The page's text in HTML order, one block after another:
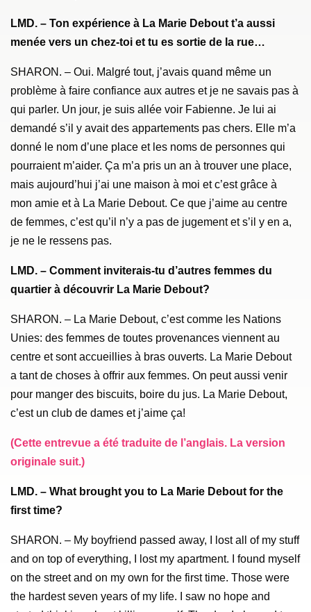
LMD. – Ton expérience à La Marie Debout t’a aussi
menée vers un chez-toi et tu es sortie de la rue…
SHARON. – Oui. Malgré tout, j’avais quand même un
problème à faire confiance aux autres et je ne savais pas à
qui parler. Un jour, je suis allée voir Fabienne. Je lui ai
demandé s’il y avait des appartements pas chers. Elle m’a
donné le nom d’une place et les noms de personnes qui
pourraient m’aider. Ça m’a pris un an à trouver une place,
mais aujourd’hui j’ai une maison à moi et c’est grâce à
mon amie et à La Marie Debout. Ce que j’aime au centre
de femmes, c’est qu’il n’y a pas de jugement et s’il y en a,
je ne le ressens pas.
LMD. – Comment inviterais-tu d’autres femmes du
quartier à découvrir La Marie Debout?
SHARON. – La Marie Debout, c’est comme les Nations
Unies: des femmes de toutes provenances viennent au
centre et sont accueillies à bras ouverts. La Marie Debout
a tant de choses à offrir aux femmes. On peut aussi venir
pour manger des biscuits, boire du jus. La Marie Debout,
c’est un club de dames et j’aime ça!
(Cette entrevue a été traduite de l’anglais. La version
originale suit.)
LMD. – What brought you to La Marie Debout for the
first time?
SHARON. – My boyfriend passed away, I lost all of my stuff
and on top of everything, I lost my apartment. I found myself
on the street and on my own for the first time. Those were
the hardest seven years of my life. I saw no hope and